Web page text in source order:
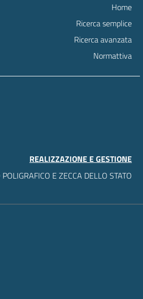
Home
Ricerca semplice
Ricerca avanzata
Normattiva
REALIZZAZIONE E GESTIONE
POLIGRAFICO E ZECCA DELLO STATO